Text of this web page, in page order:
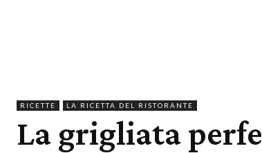
RICETTE LA RICETTA DEL RISTORANTE
La grigliata